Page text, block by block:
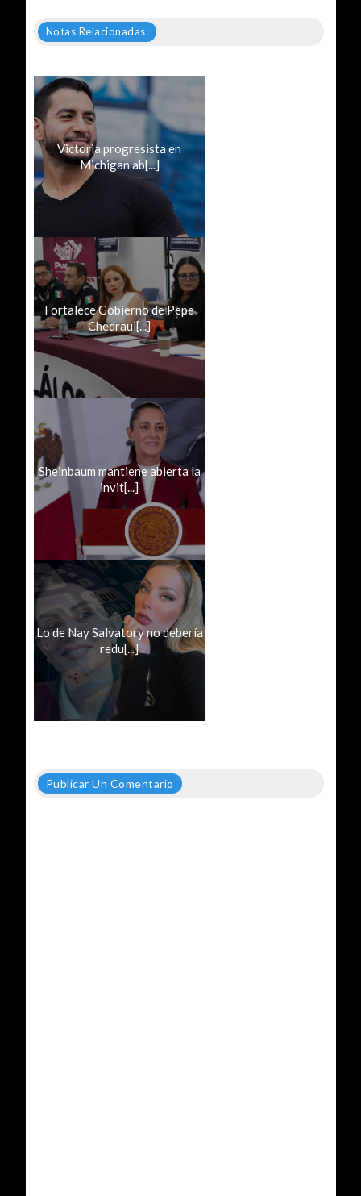
Notas Relacionadas:
Victoria progresista en
Michigan ab[...]
Fortalece Gobierno de Pepe
Chedraui[...]
Sheinbaum mantiene abierta la
invit[...]
Lo de Nay Salvatory no debería
redu[...]
Publicar Un Comentario